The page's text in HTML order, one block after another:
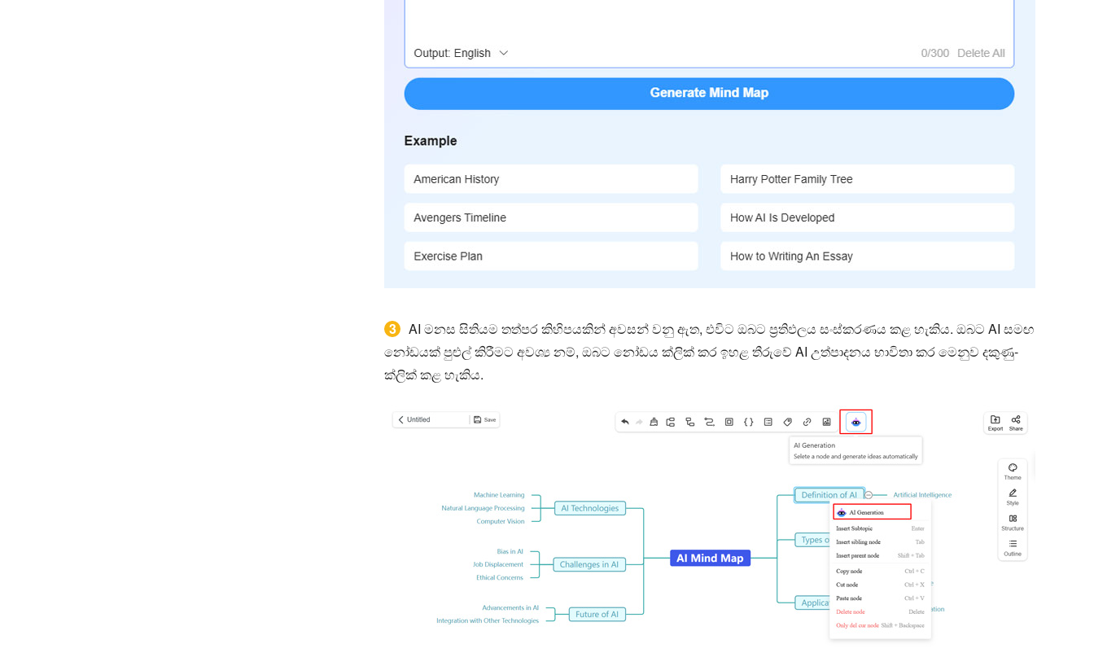
3
AI මනස සිතියම තත්පර කිහිපයකින් අවසන් වනු ඇත, එවිට ඔබට ප්‍රතිඵලය සංස්කරණය කළ හැකිය. ඔබට AI සමඟ
නෝඩයක් පුළුල් කිරීමට අවශ්‍ය නම්, ඔබට නෝඩය ක්ලික් කර ඉහළ තීරුවේ AI උත්පාදනය භාවිතා කර මෙනුව දකුණු-
ක්ලික් කළ හැකිය.